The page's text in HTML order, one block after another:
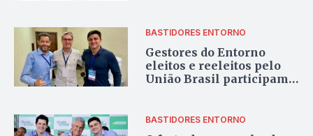
BASTIDORES ENTORNO
Gestores do Entorno
eleitos e reeleitos pelo
União Brasil participam
BASTIDORES ENTORNO